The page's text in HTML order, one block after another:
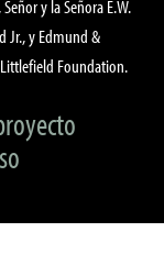
Señor y la Señora E.W.
Jr., y Edmund &
Foundation.